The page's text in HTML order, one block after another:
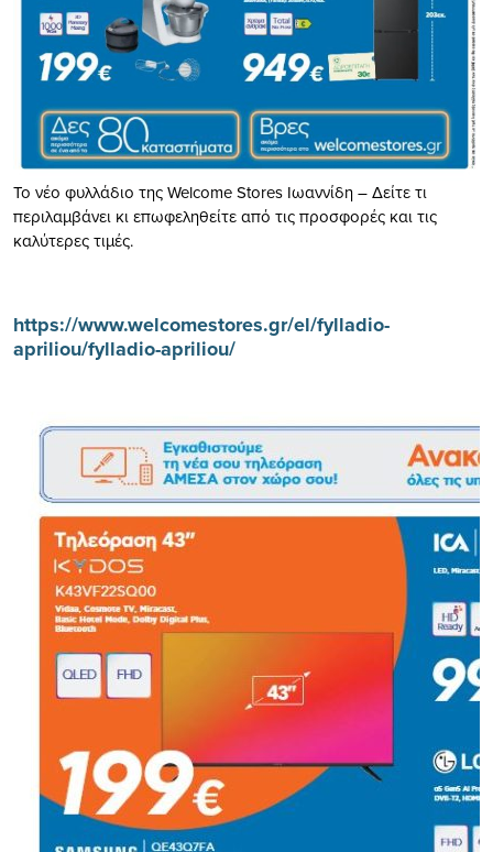
To νέο φυλλάδιο της Welcome Stores Ιωαννίδη – Δείτε τι
περιλαμβάνει κι επωφεληθείτε από τις προσφορές και τις
καλύτερες τιμές.
https://www.welcomestores.gr/el/fylladio-
apriliou/fylladio-apriliou/